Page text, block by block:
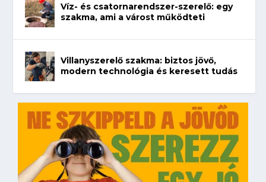
Víz- és csatornarendszer-szerelő: egy
szakma, ami a várost működteti
Villanyszerelő szakma: biztos jövő,
modern technológia és keresett tudás